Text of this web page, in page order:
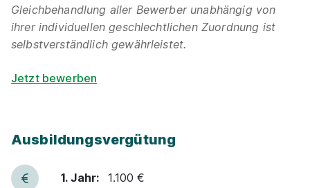
Gleichbehandlung aller Bewerber unabhängig von
ihrer individuellen geschlechtlichen Zuordnung ist
selbstverständlich gewährleistet.
Jetzt bewerben
Ausbildungsvergütung
1. Jahr: 1.100 €